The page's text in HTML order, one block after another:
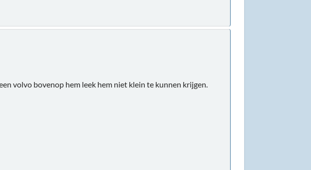
volvo bovenop hem leek hem niet klein te kunnen krijgen.